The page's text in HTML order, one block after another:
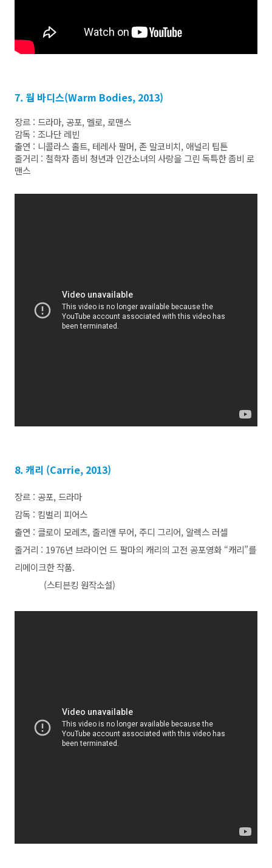
7. 웜 바디스(Warm Bodies, 2013)
장르 : 드라마, 공포, 멜로, 로맨스
감독 : 조나단 레빈
출연 : 니콜라스 홀트, 테레사 팔머, 존 말코비치, 애널리 팁튼
줄거리 : 철학자 좀비 청년과 인간소녀의 사랑을 그린 독특한 좀비 로
맨스
8. 캐리 (Carrie, 2013)
장르 : 공포, 드라마
감독 : 킴벌리 피어스
출연 : 클로이 모레츠, 줄리앤 무어, 주디 그리어, 알렉스 러셀
줄거리 : 1976년 브라이언 드 팔마의 캐리의 고전 공포영화 “캐리”를
리메이크한 작품.
(스티븐킹 원작소설)